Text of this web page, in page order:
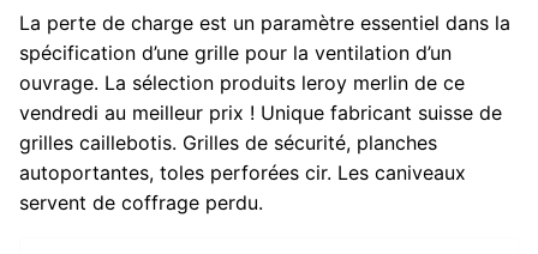
La perte de charge est un paramètre essentiel dans la
spécification d’une grille pour la ventilation d’un
ouvrage. La sélection produits leroy merlin de ce
vendredi au meilleur prix ! Unique fabricant suisse de
grilles caillebotis. Grilles de sécurité, planches
autoportantes, toles perforées cir. Les caniveaux
servent de coffrage perdu.